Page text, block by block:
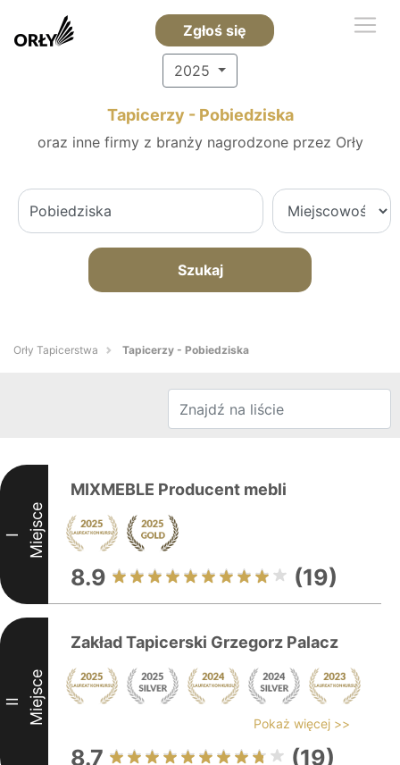
Zgłoś się
2025
Tapicerzy - Pobiedziska
oraz inne firmy z branży nagrodzone przez Orły
Szukaj
Orły Tapicerstwa Tapicerzy - Pobiedziska
I Miejsce
MIXMEBLE Producent mebli
8.9 (19)
II Miejsce
Zakład Tapicerski Grzegorz Palacz
Pokaż więcej >>
8.7 (19)